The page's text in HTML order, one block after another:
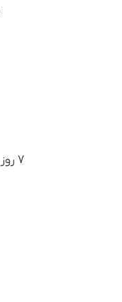
7 روز ضمانت بازگشت پول